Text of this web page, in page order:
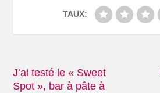
TAUX:
J’ai testé le « Sweet
Spot », bar à pâte à